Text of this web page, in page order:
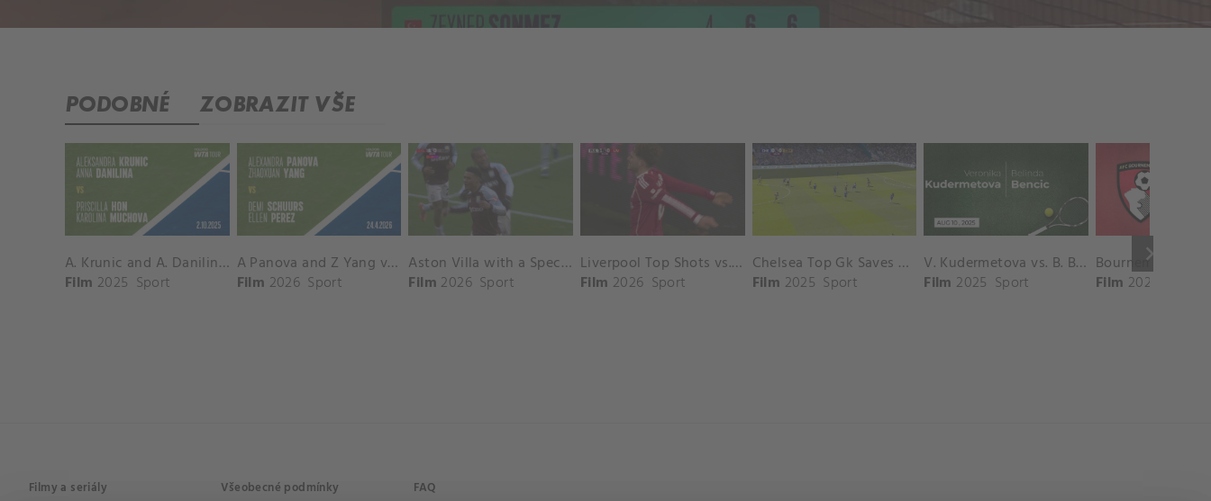
PODOBNÉ ZOBRAZIT VŠE
keyboard_arrow_right
A. Krunic and A. Danilina vs. P. Hon and K. Muchova Match Highlights - BEIJING_Capital Group Diamond ( October 02, 2025)
Film 2025 Sport
A Panova and Z Yang vs D Schuurs and E Perez Match Highlights - MADRID_Court 8 ( April 24, 2026)
Film 2026 Sport
Aston Villa with a Spectacular Goal vs. Nottingham Forest
Film 2026 Sport
Liverpool Top Shots vs. Fulham
Film 2026 Sport
Chelsea Top Gk Saves vs. Crystal Palace
Film 2025 Sport
V. Kudermetova vs. B. Bencic Match Highlights - CINCINNATI_Champions Court ( August 10, 2025)
Film 2025 Sport Film 2025
Filmy a seriály Všeobecné podmínky FAQ